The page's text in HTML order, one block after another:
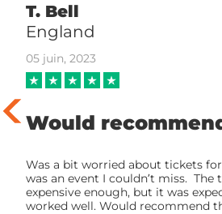
T. Bell
England
05 juin, 2023
Would
Was a bit worried about tickets
was an event I couldn’t miss. The
expensive enough, but it was
worked well. Would recommend